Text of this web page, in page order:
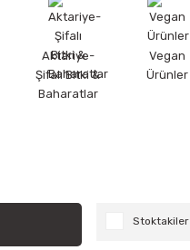
Aktariye-
Şifalı Bitki &
Baharatlar
Vegan
Ürünler
Stoktakiler